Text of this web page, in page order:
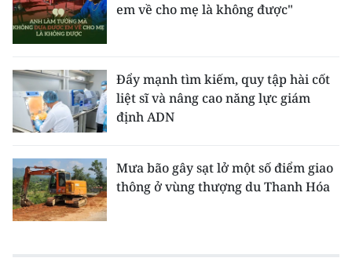
em về cho mẹ là không được"
Đẩy mạnh tìm kiếm, quy tập hài cốt
liệt sĩ và nâng cao năng lực giám
định ADN
Mưa bão gây sạt lở một số điểm giao
thông ở vùng thượng du Thanh Hóa